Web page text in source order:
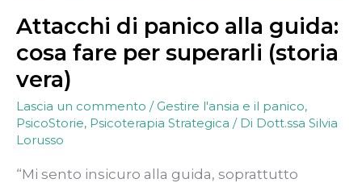
Attacchi di panico alla guida:
cosa fare per superarli (storia
vera)
Lascia un commento / Gestire l'ansia e il panico,
PsicoStorie, Psicoterapia Strategica / Di Dott.ssa Silvia
Lorusso
“Mi sento insicuro alla guida, soprattutto